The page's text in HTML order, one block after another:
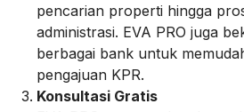
pencarian properti hingga
administrasi. EVA PRO juga
berbagai bank untuk
pengajuan KPR.
Konsultasi Gratis